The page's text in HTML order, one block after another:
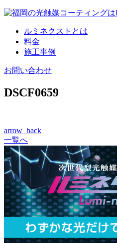
コ
ルミネクストとは
料金
施工事例
お問い合わせ
DSCF0659
arrow_back
一覧へ